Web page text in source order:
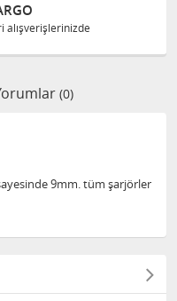
alışverişlerinizde
(0)
9mm. tüm şarjörler